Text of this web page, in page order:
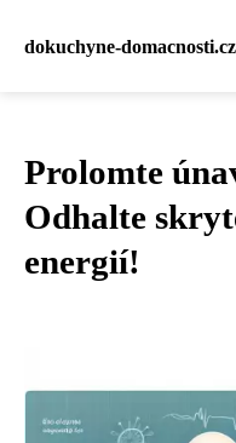
dokuchyne-domacnosti.cz
Prolomte
Odhalte
energií!